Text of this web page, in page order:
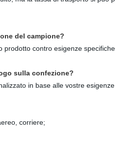
del campione?
prodotto contro esigenze
sulla confezione?
in base alle vostre
corriere;